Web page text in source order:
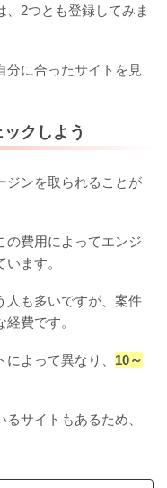
、2つとも登録してみま
分に合ったサイトを見
クしよう
ジンを取られることが
の費用によってエンジ
ます。
人も多いですが、案件
費です。
よって異なり、 10～
サイトもあるため、